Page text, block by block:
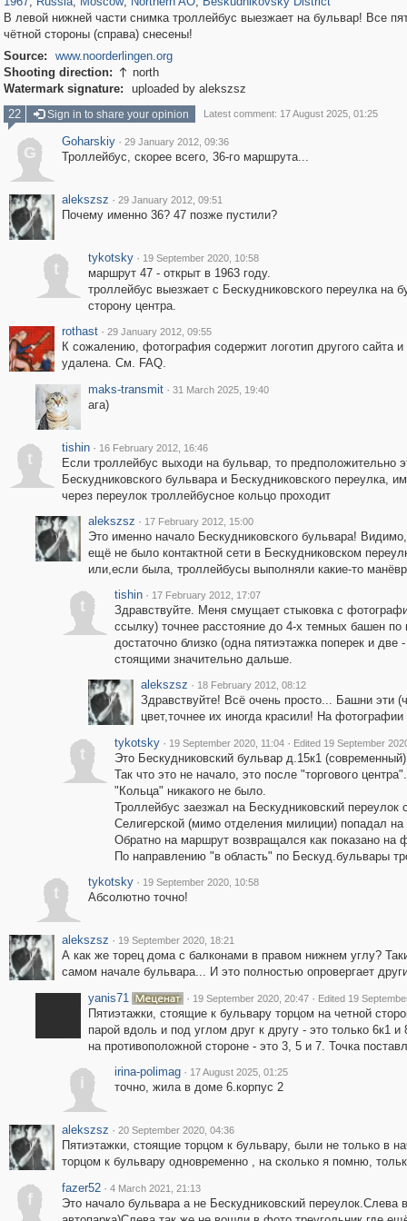
В левой нижней части снимка троллейбус выезжает на бульвар! Все
чётной стороны (справа) снесены!
Source:
www.noorderlingen.org
Shooting direction:  north
Watermark signature:
uploaded by alekszsz
22
Sign in to share your opinion Latest comment: 17 August 2025, 01:25
G
Goharskiy · 29 January 2012, 09:36
Троллейбус, скорее всего, 36-го маршрута...
alekszsz · 29 January 2012, 09:51
Почему именно 36? 47 позже пустили?
t
tykotsky · 19 September 2020, 10:58
маршрут 47 - открыт в 1963 году.
троллейбус выезжает с Бескудниковского переулка на
сторону центра.
rothast · 29 January 2012, 09:55
К сожалению, фотография содержит логотип другого сайта и
удалена. См. FAQ.
maks-transmit · 31 March 2025, 19:40
ага)
t
tishin · 16 February 2012, 16:46
Если троллейбус выходи на бульвар, то предположительно
Бескудниковского бульвара и Бескудниковского переулка,
через переулок троллейбусное кольцо проходит
alekszsz · 17 February 2012, 15:00
Это именно начало Бескудниковского бульвара! Видимо,
ещё не было контактной сети в Бескудниковском
или,если была, троллейбусы выполняли какие-то
t
tishin · 17 February 2012, 17:07
Здравствуйте. Меня смущает стыковка с
ссылку) точнее расстояние до 4-х темных башен
достаточно близко (одна пятиэтажка поперек и
стоящими значительно дальше.
alekszsz · 18 February 2012, 08:12
Здравствуйте! Всё очень просто... Башни эти
цвет,точнее их иногда красили! На
t
tykotsky · 19 September 2020, 11:04 · Edited 19 September
Это Бескудниковский бульвар д.15к1
Так что это не начало, это после "торгового центра".
"Кольца" никакого не было.
Троллейбус заезжал на Бескудниковский
Селигерской (мимо отделения милиции) попадал
Обратно на маршрут возвращался как показано на
По направлению "в область" по Бескуд.бульвары
t
tykotsky · 19 September 2020, 10:58
Абсолютно точно!
alekszsz · 19 September 2020, 18:21
А как же торец дома с балконами в правом нижнем углу?
самом начале бульвара... И это полностью опровергает
yanis71
· 19 September 2020, 20:47 · Edited 19
Пятиэтажки, стоящие к бульвару торцом на четной
парой вдоль и под углом друг к другу - это только 6к1 и
на противоположной стороне - это 3, 5 и 7. Точка
i
irina-polimag · 17 August 2025, 01:25
точно, жила в доме 6.корпус 2
alekszsz · 20 September 2020, 04:36
Пятиэтажки, стоящие торцом к бульвару, были не только в
торцом к бульвару одновременно , на сколько я помню,
f
fazer52 · 4 March 2021, 21:13
Это начало бульвара а не Бескудниковский